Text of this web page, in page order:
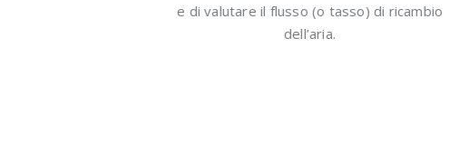
e di valutare il flusso (o tasso) di ricambio
dell’aria.